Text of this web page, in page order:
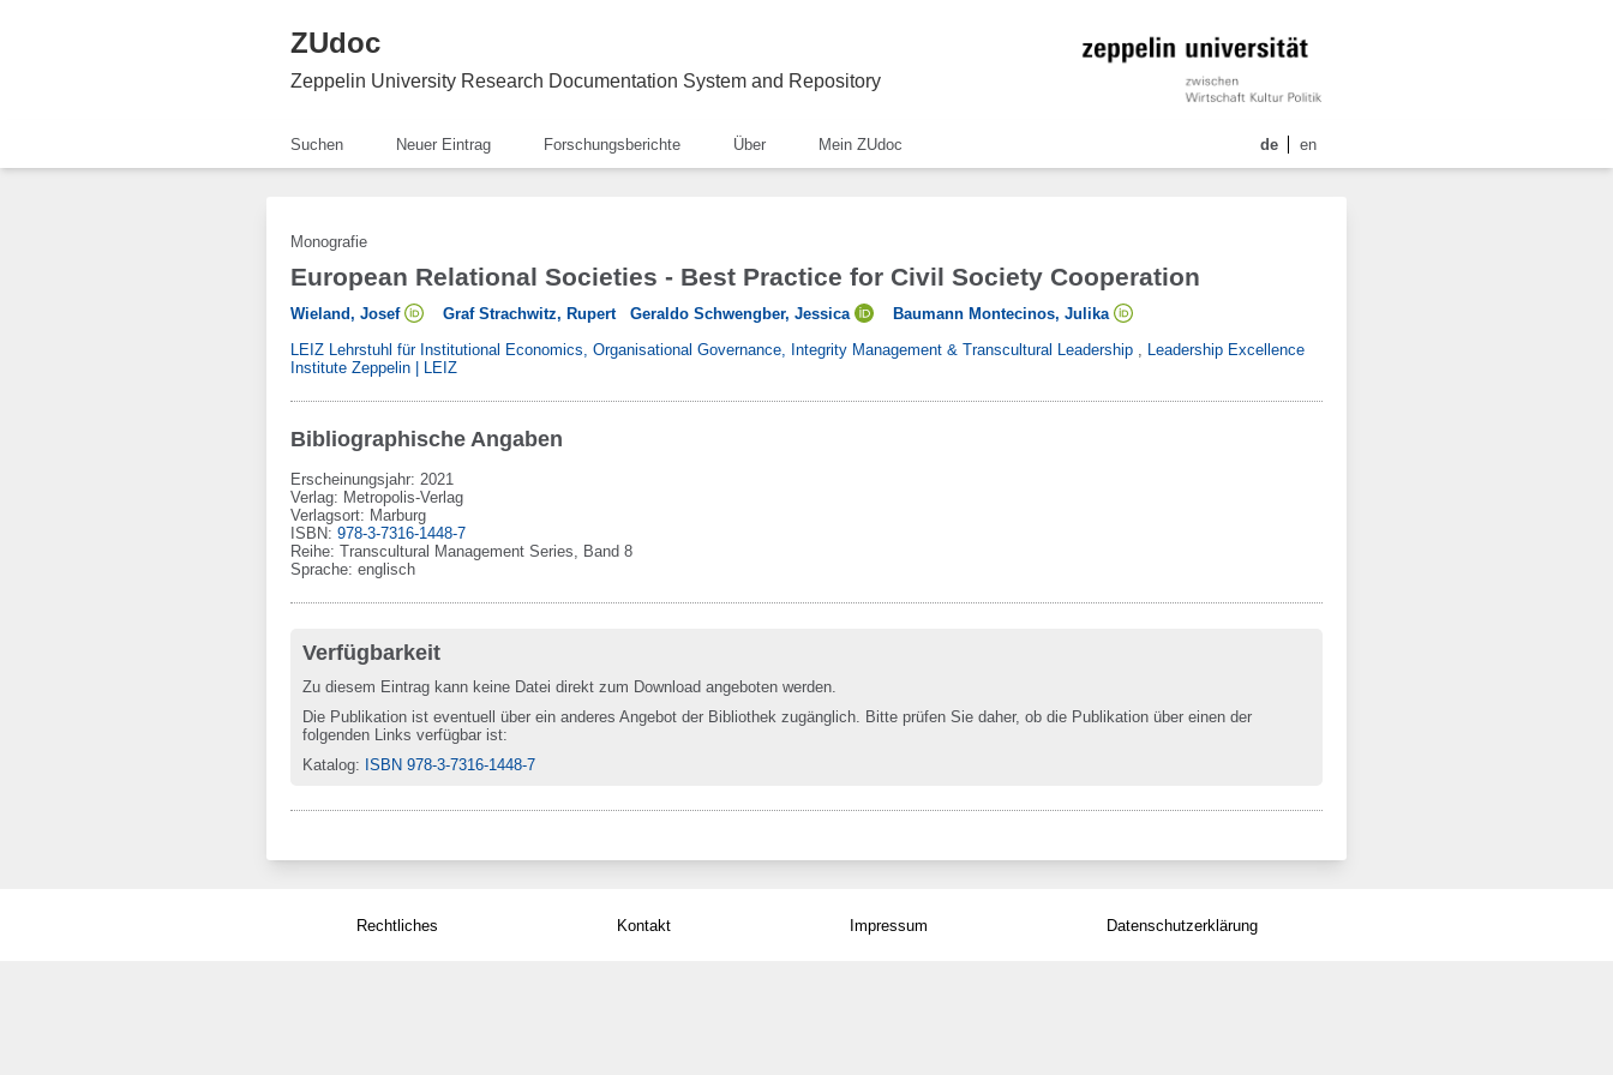
ZUdoc
Zeppelin University Research Documentation System and Repository
Suchen Neuer Eintrag Forschungsberichte Über Mein ZUdoc de en
Monografie
European Relational Societies - Best Practice for Civil Society Cooperation
Wieland, Josef Graf Strachwitz, Rupert Geraldo Schwengber, Jessica Baumann Montecinos, Julika
LEIZ Lehrstuhl für Institutional Economics, Organisational Governance, Integrity Management & Transcultural Leadership , Leadership Excellence
Institute Zeppelin | LEIZ
Bibliographische Angaben
Erscheinungsjahr: 2021
Verlag: Metropolis-Verlag
Verlagsort: Marburg
ISBN: 978-3-7316-1448-7
Reihe: Transcultural Management Series, Band 8
Sprache: englisch
Verfügbarkeit
Zu diesem Eintrag kann keine Datei direkt zum Download angeboten werden.
Die Publikation ist eventuell über ein anderes Angebot der Bibliothek zugänglich. Bitte prüfen Sie daher, ob die Publikation über einen der
folgenden Links verfügbar ist:
Katalog: ISBN 978-3-7316-1448-7
Rechtliches Kontakt Impressum Datenschutzerklärung